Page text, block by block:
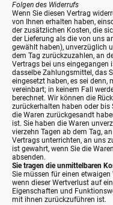
Folgen des Widerrufs
Wenn Sie diesen Vertrag
von Ihnen erhalten haben,
der zusätzlichen Kosten, die
der Lieferung als die von uns
gewählt haben), unverzüglich
dem Tag zurückzuzahlen, an
Vertrags bei uns eingegangen
dasselbe Zahlungsmittel, das
eingesetzt haben, es sei
vereinbart; in keinem Fall
berechnet. Wir können die
zurückerhalten haben oder bis
die Waren zurückgesandt
ist. Sie haben die Waren
vierzehn Tagen ab dem Tag,
Vertrags unterrichten, an uns
ist gewahrt, wenn Sie die
absenden.
Sie tragen die unmittelbaren
Sie müssen für einen
wenn dieser Wertverlust auf
Eigenschaften und
mit ihnen zurückzuführen ist.